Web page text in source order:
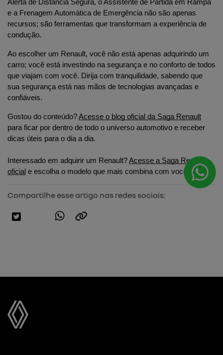
Alerta de Distância Segura, o Assistente de Partida em Rampa
e a Frenagem Automática de Emergência não são apenas
recursos; são ferramentas que transformam a experiência de
condução.
Ao escolher um Renault, você não está apenas adquirindo um
carro; você está investindo na segurança e no conforto de todos
que viajam com você. Dirija com tranquilidade, sabendo que
sua segurança está nas mãos de tecnologias avançadas e
confiáveis.
Gostou do conteúdo? Acesse o blog oficial da Saga Renault
para ficar por dentro de todo o universo automotivo e receber
dicas úteis para o dia a dia.
Interessado em adquirir um Renault? Acesse a Saga Renault
oficial e escolha o modelo que mais combina com você.
Compartilhe esse artigo nas redes sociais: